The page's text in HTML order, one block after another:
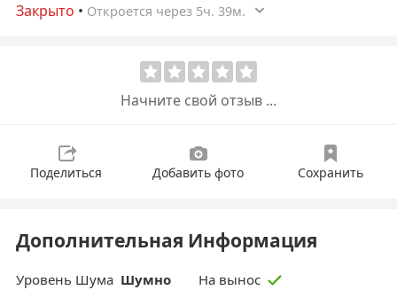
Закрыто • Откроется через 5ч. 39м.
Начните свой отзыв ...
Поделиться Добавить фото Сохранить
Дополнительная Информация
Уровень Шума Шумно
На вынос